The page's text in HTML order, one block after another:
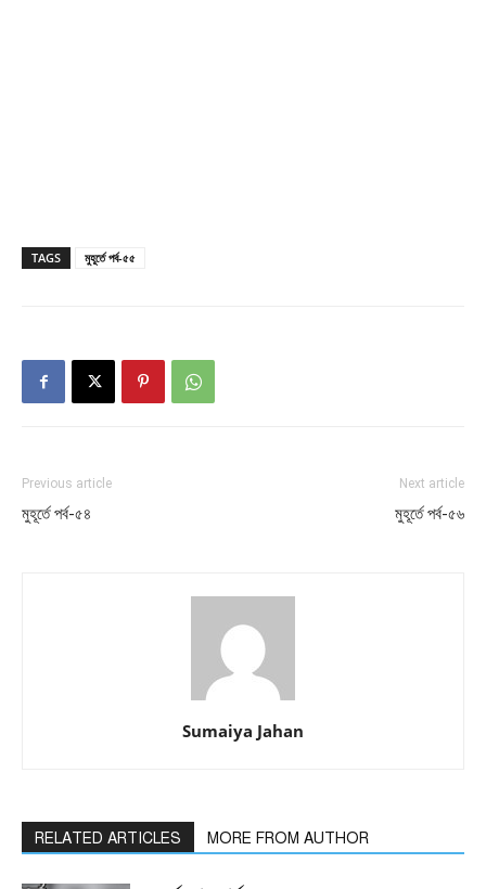
TAGS মুহূর্তে পর্ব-৫৫
Previous article
মুহূর্তে পর্ব-৫৪
Next article
মুহূর্তে পর্ব-৫৬
Sumaiya Jahan
RELATED ARTICLES MORE FROM AUTHOR